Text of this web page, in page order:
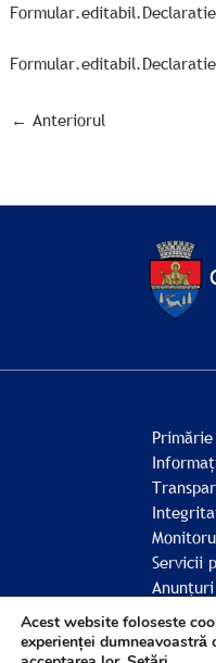
← Anteriorul
Primărie
Servicii
Anunțuri
Acest website foloseste
experienței